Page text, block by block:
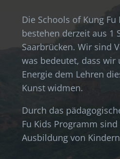
Die Schools of Kung
bestehen derzeit aus 1
Saarbrücken. Wir sind
was bedeutet, dass wir
Energie dem Lehren
Kunst widmen.
Durch das
Fu Kids Programm
Ausbildung von